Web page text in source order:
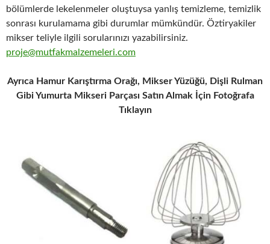
bölümlerde lekelenmeler oluştuysa yanlış temizleme, temizlik
sonrası kurulamama gibi durumlar mümkündür. Öztiryakiler
mikser teliyle ilgili sorularınızı yazabilirsiniz.
proje@mutfakmalzemeleri.com
Ayrıca Hamur Karıştırma Orağı, Mikser Yüzüğü, Dişli Rulman
Gibi Yumurta Mikseri Parçası Satın Almak İçin Fotoğrafa
Tıklayın